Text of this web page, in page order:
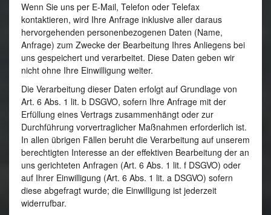
Wenn Sie uns per E-Mail, Telefon oder Telefax
kontaktieren, wird Ihre Anfrage inklusive aller daraus
hervorgehenden personenbezogenen Daten (Name,
Anfrage) zum Zwecke der Bearbeitung Ihres Anliegens bei
uns gespeichert und verarbeitet. Diese Daten geben wir
nicht ohne Ihre Einwilligung weiter.
Die Verarbeitung dieser Daten erfolgt auf Grundlage von
Art. 6 Abs. 1 lit. b DSGVO, sofern Ihre Anfrage mit der
Erfüllung eines Vertrags zusammenhängt oder zur
Durchführung vorvertraglicher Maßnahmen erforderlich ist.
In allen übrigen Fällen beruht die Verarbeitung auf unserem
berechtigten Interesse an der effektiven Bearbeitung der an
uns gerichteten Anfragen (Art. 6 Abs. 1 lit. f DSGVO) oder
auf Ihrer Einwilligung (Art. 6 Abs. 1 lit. a DSGVO) sofern
diese abgefragt wurde; die Einwilligung ist jederzeit
widerrufbar.